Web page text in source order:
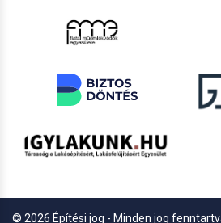
© 2026 Építési jog - Minden jog